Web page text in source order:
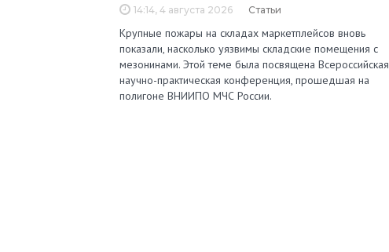
14:14, 4 августа 2026 Статьи
Крупные пожары на складах маркетплейсов вновь
показали, насколько уязвимы складские помещения с
мезонинами. Этой теме была посвящена Всероссийская
научно-практическая конференция, прошедшая на
полигоне ВНИИПО МЧС России.